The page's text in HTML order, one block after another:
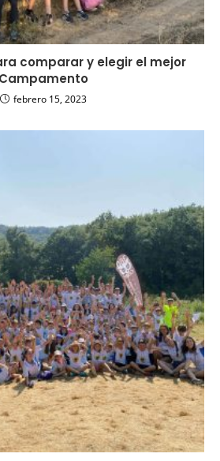
comparar y elegir el mejor
Campamento
febrero 15, 2023